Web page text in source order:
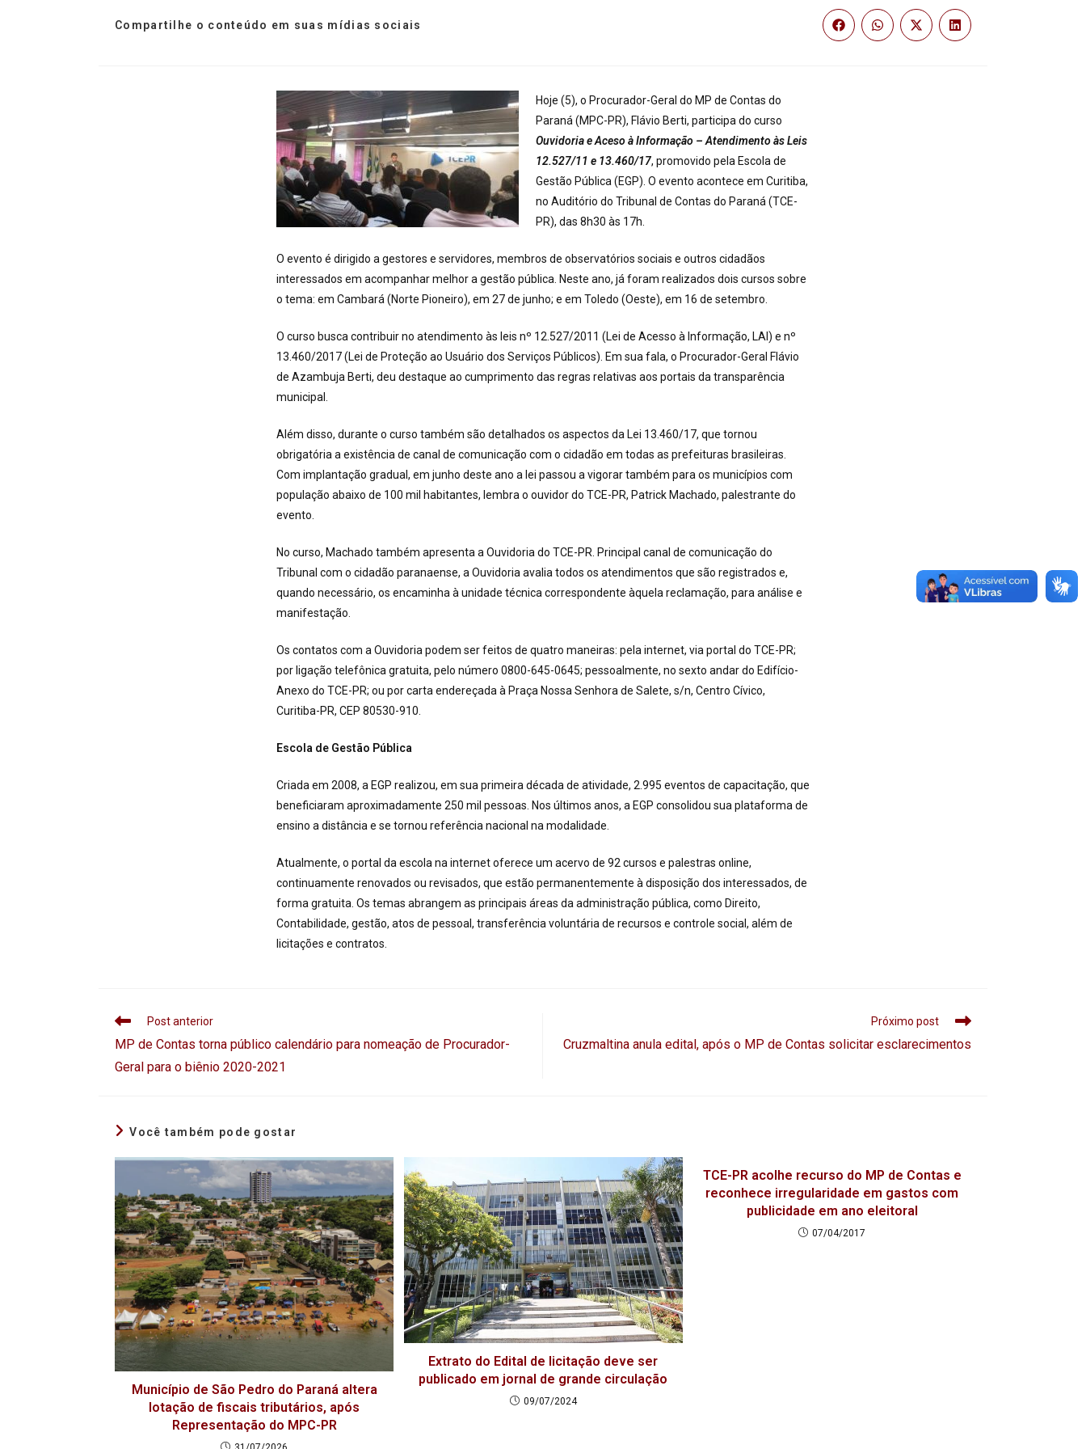
Compartilhe o conteúdo em suas mídias sociais
Hoje (5), o Procurador-Geral do MP de Contas do
Paraná (MPC-PR), Flávio Berti, participa do curso
Ouvidoria e Aceso à Informação – Atendimento às Leis
12.527/11 e 13.460/17, promovido pela Escola de
Gestão Pública (EGP). O evento acontece em Curitiba,
no Auditório do Tribunal de Contas do Paraná (TCE-
PR), das 8h30 às 17h.
O evento é dirigido a gestores e servidores, membros de observatórios sociais e outros cidadãos
interessados em acompanhar melhor a gestão pública. Neste ano, já foram realizados dois cursos sobre
o tema: em Cambará (Norte Pioneiro), em 27 de junho; e em Toledo (Oeste), em 16 de setembro.
O curso busca contribuir no atendimento às leis nº 12.527/2011 (Lei de Acesso à Informação, LAI) e nº
13.460/2017 (Lei de Proteção ao Usuário dos Serviços Públicos). Em sua fala, o Procurador-Geral Flávio
de Azambuja Berti, deu destaque ao cumprimento das regras relativas aos portais da transparência
municipal.
Além disso, durante o curso também são detalhados os aspectos da Lei 13.460/17, que tornou
obrigatória a existência de canal de comunicação com o cidadão em todas as prefeituras brasileiras.
Com implantação gradual, em junho deste ano a lei passou a vigorar também para os municípios com
população abaixo de 100 mil habitantes, lembra o ouvidor do TCE-PR, Patrick Machado, palestrante do
evento.
No curso, Machado também apresenta a Ouvidoria do TCE-PR. Principal canal de comunicação do
Tribunal com o cidadão paranaense, a Ouvidoria avalia todos os atendimentos que são registrados e,
quando necessário, os encaminha à unidade técnica correspondente àquela reclamação, para análise e
manifestação.
Os contatos com a Ouvidoria podem ser feitos de quatro maneiras: pela internet, via portal do TCE-PR;
por ligação telefônica gratuita, pelo número 0800-645-0645; pessoalmente, no sexto andar do Edifício-
Anexo do TCE-PR; ou por carta endereçada à Praça Nossa Senhora de Salete, s/n, Centro Cívico,
Curitiba-PR, CEP 80530-910.
Escola de Gestão Pública
Criada em 2008, a EGP realizou, em sua primeira década de atividade, 2.995 eventos de capacitação, que
beneficiaram aproximadamente 250 mil pessoas. Nos últimos anos, a EGP consolidou sua plataforma de
ensino a distância e se tornou referência nacional na modalidade.
Atualmente, o portal da escola na internet oferece um acervo de 92 cursos e palestras online,
continuamente renovados ou revisados, que estão permanentemente à disposição dos interessados, de
forma gratuita. Os temas abrangem as principais áreas da administração pública, como Direito,
Contabilidade, gestão, atos de pessoal, transferência voluntária de recursos e controle social, além de
licitações e contratos.
Post anterior
MP de Contas torna público calendário para nomeação de Procurador-
Geral para o biênio 2020-2021
Próximo post
Cruzmaltina anula edital, após o MP de Contas solicitar esclarecimentos
Você também pode gostar
Município de São Pedro do Paraná altera
lotação de fiscais tributários, após
Representação do MPC-PR
Extrato do Edital de licitação deve ser
publicado em jornal de grande circulação
09/07/2024
TCE-PR acolhe recurso do MP de Contas e
reconhece irregularidade em gastos com
publicidade em ano eleitoral
07/04/2017